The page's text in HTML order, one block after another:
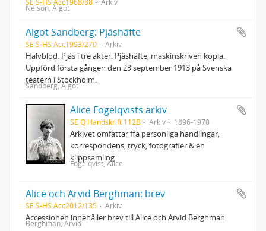
Nelson, Algot
Algot Sandberg: Pjäshäfte
SE S-HS Acc1993/270 Arkiv
Halvblod. Pjäs i tre akter. Pjäshäfte, maskinskriven kopia.
Uppförd första gången den 23 september 1913 på Svenska
teatern i Stockholm.
Sandberg, Algot
Alice Fogelqvists arkiv
SE Q Handskrift 112B Arkiv 1896-1970
Arkivet omfattar ffa personliga handlingar,
korrespondens, tryck, fotografier & en
klippsamling
Fogelqvist, Alice
Alice och Arvid Berghman: brev
SE S-HS Acc2012/135 Arkiv
Accessionen innehåller brev till Alice och Arvid Berghman
Berghman, Arvid